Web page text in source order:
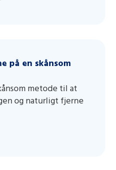
på en skånsom
metode til at
og naturligt fjerne